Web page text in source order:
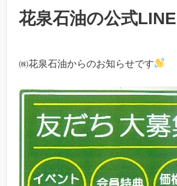
花泉石油の公式LINE
㈱花泉石油からのお知らせです